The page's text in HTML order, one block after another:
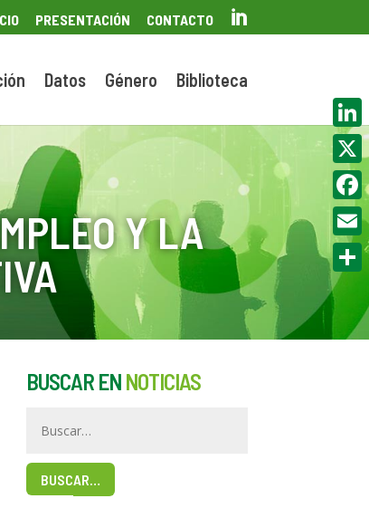
PRESENTACIÓN CONTACTO 
Datos Género Biblioteca
Y LA
BUSCAR EN NOTICIAS
BUSCAR…
X
Email